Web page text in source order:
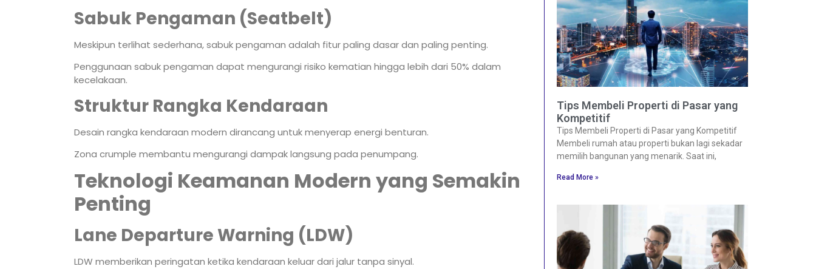
Sabuk Pengaman (Seatbelt)
Meskipun terlihat sederhana, sabuk pengaman adalah fitur paling dasar dan paling penting.
Penggunaan sabuk pengaman dapat mengurangi risiko kematian hingga lebih dari 50% dalam
kecelakaan.
Struktur Rangka Kendaraan
Desain rangka kendaraan modern dirancang untuk menyerap energi benturan.
Zona crumple membantu mengurangi dampak langsung pada penumpang.
Teknologi Keamanan Modern yang Semakin
Penting
Lane Departure Warning (LDW)
LDW memberikan peringatan ketika kendaraan keluar dari jalur tanpa sinyal.
Tips Membeli Properti di Pasar yang
Kompetitif
Tips Membeli Properti di Pasar yang Kompetitif
Membeli rumah atau properti bukan lagi sekadar
memilih bangunan yang menarik. Saat ini,
Read More »